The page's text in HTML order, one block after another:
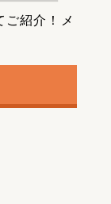
ご紹介！メ